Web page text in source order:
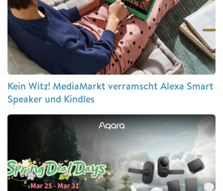
Kein Witz! MediaMarkt verramscht Alexa Smart
Speaker und Kindles